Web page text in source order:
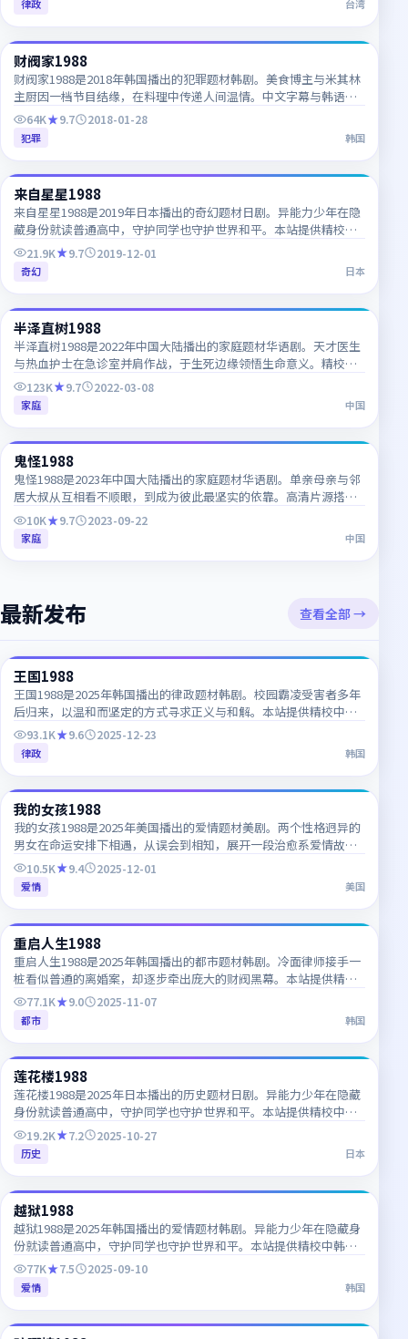
律政 台湾
KR
财阀家1988
财阀家1988是2018年韩国播出的犯罪题材韩剧。美食博主与米其林
主厨因一档节目结缘，在料理中传递人间温情。中文字幕与韩语原
声同步更新，适合韩语学习者对照观看。
64K 9.7 2018-01-28
犯罪 韩国
JP
来自星星1988
来自星星1988是2019年日本播出的奇幻题材日剧。异能力少年在隐
藏身份就读普通高中，守护同学也守护世界和平。本站提供精校中
韩双语字幕，支持1080P高清流畅在线播放。
21.9K 9.7 2019-12-01
奇幻 日本
CN
半泽直树1988
半泽直树1988是2022年中国大陆播出的家庭题材华语剧。天才医生
与热血护士在急诊室并肩作战，于生死边缘领悟生命意义。精校中
字已上线，韩语对白细节一网打尽，推荐收藏追更。
123K 9.7 2022-03-08
家庭 中国
CN
鬼怪1988
鬼怪1988是2023年中国大陆播出的家庭题材华语剧。单亲母亲与邻
居大叔从互相看不顺眼，到成为彼此最坚实的依靠。高清片源搭配
双语字幕，追剧体验清晰流畅。
10K 9.7 2023-09-22
家庭 中国
最新发布 查看全部 →
KR
王国1988
王国1988是2025年韩国播出的律政题材韩剧。校园霸凌受害者多年
后归来，以温和而坚定的方式寻求正义与和解。本站提供精校中韩
双语字幕，支持1080P高清流畅在线播放。
93.1K 9.6 2025-12-23
律政 韩国
CN
我的女孩1988
我的女孩1988是2025年美国播出的爱情题材美剧。两个性格迥异的
男女在命运安排下相遇，从误会到相知，展开一段治愈系爱情故
事。本站提供精校中韩双语字幕，支持1080P高清流畅在线播放。
10.5K 9.4 2025-12-01
爱情 美国
KR
重启人生1988
重启人生1988是2025年韩国播出的都市题材韩剧。冷面律师接手一
桩看似普通的离婚案，却逐步牵出庞大的财阀黑幕。本站提供精校
中韩双语字幕，支持1080P高清流畅在线播放。
77.1K 9.0 2025-11-07
都市 韩国
JP
莲花楼1988
莲花楼1988是2025年日本播出的历史题材日剧。异能力少年在隐藏
身份就读普通高中，守护同学也守护世界和平。本站提供精校中韩
双语字幕，支持1080P高清流畅在线播放。
19.2K 7.2 2025-10-27
历史 日本
KR
越狱1988
越狱1988是2025年韩国播出的爱情题材韩剧。异能力少年在隐藏身
份就读普通高中，守护同学也守护世界和平。本站提供精校中韩双
语字幕，支持1080P高清流畅在线播放。
77K 7.5 2025-09-10
爱情 韩国